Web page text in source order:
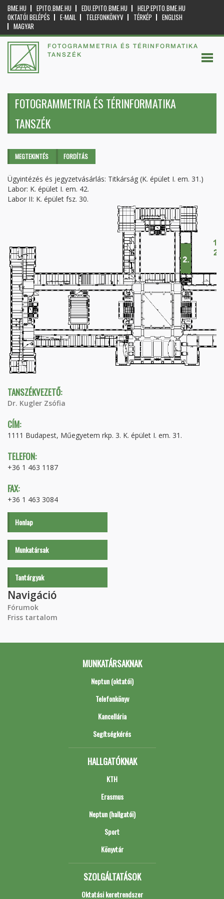
BME.HU EPITO.BME.HU EDU.EPITO.BME.HU
HELP.EPITO.BME.HU
OKTATÓI BELÉPÉS
E-MAIL TELEFONKÖNYV TÉRKÉP
ENGLISH
MAGYAR
FOTOGRAMMETRIA ÉS TÉRINFORMATIKA
TANSZÉK
FOTOGRAMMETRIA ÉS TÉRINFORMATIKA
TANSZÉK
Elsődleges fülek
MEGTEKINTÉS (AKTÍVFORDÍTÁS
Ügyintézés és jegyzetvásárlás: Titkárság (K. épület I. em. 31.)
Labor: K. épület I. em. 42.
Labor II: K. épület fsz. 30.
TANSZÉKVEZETŐ:
Dr. Kugler Zsófia
CÍM:
1111 Budapest, Műegyetem rkp. 3. K. épület I. em. 31.
TELEFON:
+36 1 463 1187
FAX:
+36 1 463 3084
Honlap
Munkatársak
Tantárgyak
Navigáció
Fórumok
Friss tartalom
MUNKATÁRSAKNAK
Neptun (oktatói)
Telefonkönyv
Kancellária
Segítségkérés
HALLGATÓKNAK
KTH
Erasmus
Neptun (hallgatói)
Sport
Könyvtár
SZOLGÁLTATÁSOK
Oktatási keretrendszer